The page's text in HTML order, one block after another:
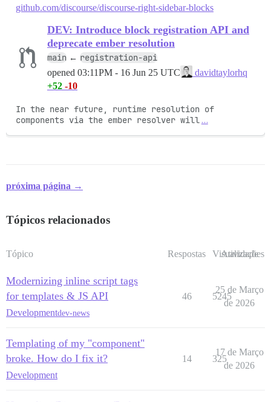
github.com/discourse/discourse-right-sidebar-blocks
DEV: Introduce block registration API and
deprecate ember resolution
main ← registration-api
opened 03:11PM - 16 Jun 25 UTC
davidtaylorhq
+52 -10
In the near future, runtime resolution of
components via the ember resolver will …
próxima página →
Tópicos relacionados
Tópico Respostas Visualizações
Atividade
Modernizing inline script tags
for templates & JS API
Developmentdev-news
46 5245
25 de Março
de 2026
Templating of my "component"
broke. How do I fix it?
Development
14 325
17 de Março
de 2026